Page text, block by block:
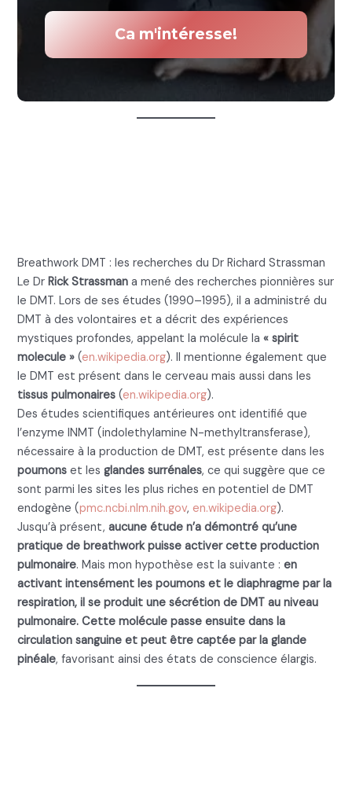
Breathwork DMT : les recherches du Dr Richard Strassman
Le Dr Rick Strassman a mené des recherches pionnières sur
le DMT. Lors de ses études (1990–1995), il a administré du
DMT à des volontaires et a décrit des expériences
mystiques profondes, appelant la molécule la« spirit
molecule » (en.wikipedia.org). Il mentionne également que
le DMT est présent dans le cerveau mais aussi dans les
tissus pulmonaires (en.wikipedia.org).
Des études scientifiques antérieures ont identifié que
l’enzyme INMT (indolethylamine N-methyltransferase),
nécessaire à la production de DMT, est présente dans les
poumons et lesglandes surrénales, ce qui suggère que ce
sont parmi les sites les plus riches en potentiel de DMT
endogène (pmc.ncbi.nlm.nih.gov, en.wikipedia.org).
Jusqu’à présent,aucune étude n’a démontré qu’une
pratique de breathwork puisse activer cette production
pulmonaire. Mais mon hypothèse est la suivante :en
activant intensément les poumons et le diaphragme par la
respiration, il se produit une sécrétion de DMT au niveau
pulmonaire. Cette molécule passe ensuite dans la
circulation sanguine et peut être captée par la glande
pinéale, favorisant ainsi des états de conscience élargis.